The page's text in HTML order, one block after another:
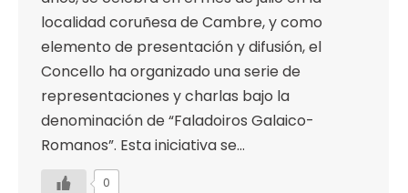
localidad coruñesa de Cambre, y como
elemento de presentación y difusión, el
Concello ha organizado una serie de
representaciones y charlas bajo la
denominación de “Faladoiros Galaico-
Romanos”. Esta iniciativa se…
0